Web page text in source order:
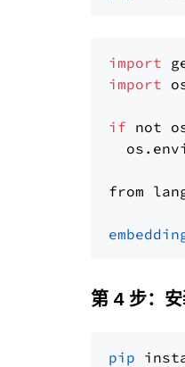
import
import
if not
from
第 4 步：
pip